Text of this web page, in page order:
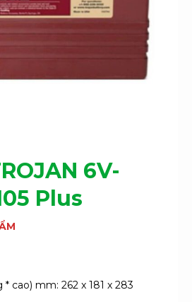
6V-
Plus
cao) mm: 262 x 181 x 283